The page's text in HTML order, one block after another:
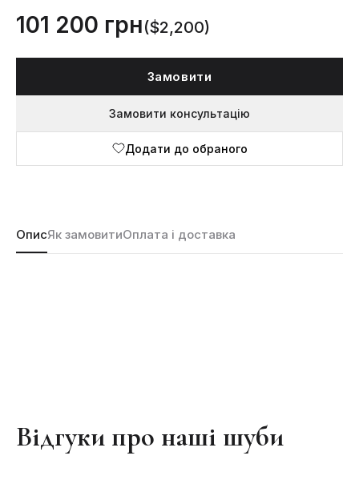
101 200 грн($2,200)
Замовити
Замовити консультацію
Додати до обраного
ОписЯк замовитиОплата і доставка
Відгуки про наші шуби